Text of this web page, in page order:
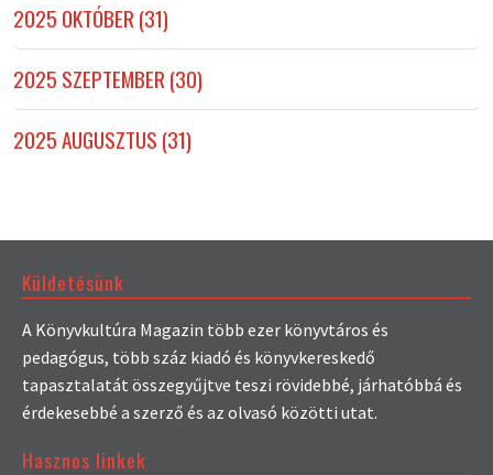
2025 OKTÓBER (31)
2025 SZEPTEMBER (30)
2025 AUGUSZTUS (31)
Küldetésünk
A Könyvkultúra Magazin több ezer könyvtáros és
pedagógus, több száz kiadó és könyvkereskedő
tapasztalatát összegyűjtve teszi rövidebbé, járhatóbbá és
érdekesebbé a szerző és az olvasó közötti utat.
Hasznos linkek